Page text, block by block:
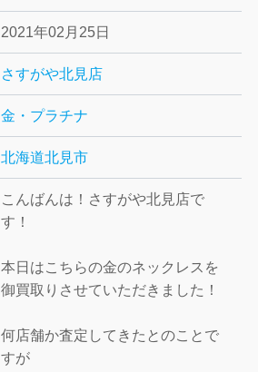
2021年02月25日
さすがや北見店
金・プラチナ
北海道北見市
こんばんは！さすがや北見店で
す！
本日はこちらの金のネックレスを
御買取りさせていただきました！
何店舗か査定してきたとのことで
すが